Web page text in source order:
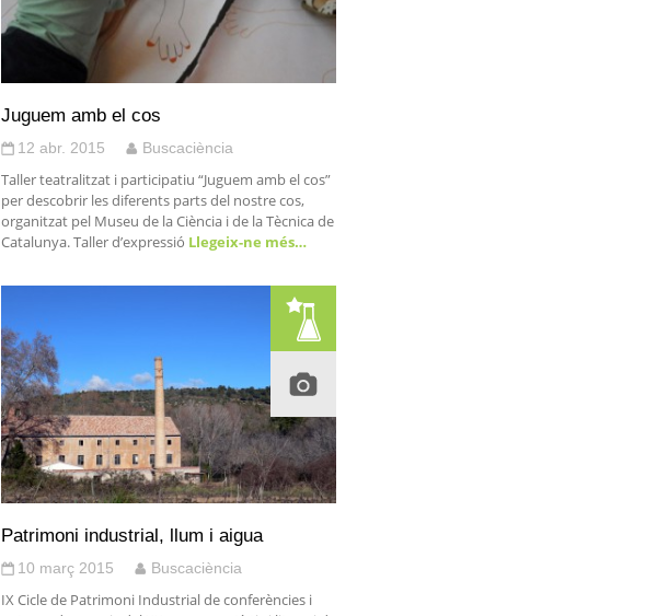
Juguem amb el cos
12 abr. 2015 Buscaciència
Taller teatralitzat i participatiu “Juguem amb el cos”
per descobrir les diferents parts del nostre cos,
organitzat pel Museu de la Ciència i de la Tècnica de
Catalunya. Taller d’expressió Llegeix-ne més…
Patrimoni industrial, llum i aigua
10 març 2015 Buscaciència
IX Cicle de Patrimoni Industrial de conferències i